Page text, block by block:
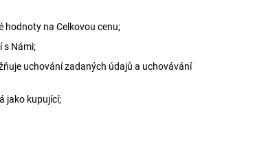
hodnoty na Celkovou cenu;
s Námi;
uchování zadaných údajů a uchovávání
jako kupující;